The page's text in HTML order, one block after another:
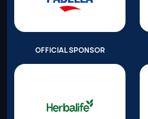
OFFICIAL SPONSOR